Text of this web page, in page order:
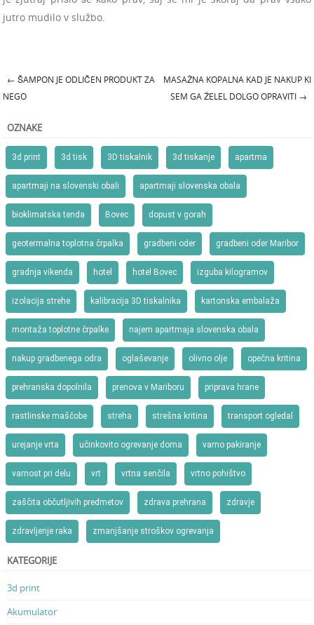
jutro mudilo v službo.
Post navigation
← ŠAMPON JE ODLIČEN PRODUKT ZA
NEGO
MASAŽNA KOPALNA KAD JE NAKUP KI
SEM GA ŽELEL DOLGO OPRAVITI →
OZNAKE
3d print 3d tisk 3D tiskalnik 3d tiskanje apartma
apartmaji na slovenski obali apartmaji slovenska obala
bioklimatska tenda Bovec dopust v gorah
geotermalna toplotna črpalka gradbeni oder gradbeni oder Maribor
gradnja vikenda hotel hotel Bovec izguba kilogramov
izolacija strehe kalibracija 3D tiskalnika kartonska embalaža
montaža toplotne črpalke najem apartmaja slovenska obala
nakup gradbenega odra oglaševanje olivno olje opečna kritina
prehranska dopolnila prenova v Mariboru priprava hrane
rastlinske maščobe streha strešna kritina transport ogledal
urejanje vrta učinkovito ogrevanje doma varno pakiranje
varnost pri delu vrt vrtna senčila vrtno pohištvo
zaščita občutljivih predmetov zdrava prehrana zdravje
zdravljenje raka zmanjšanje stroškov ogrevanja
KATEGORIJE
3d print
Akumulator